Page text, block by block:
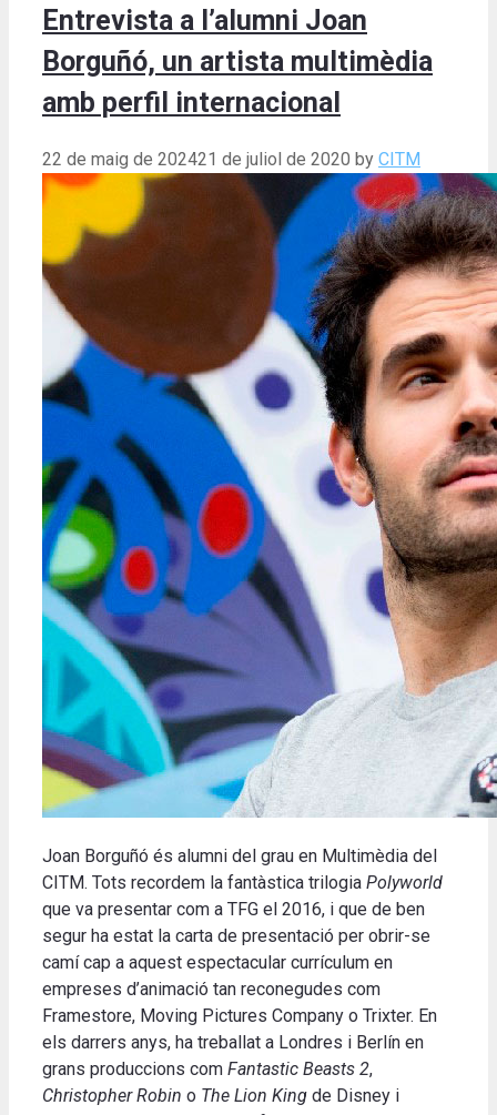
Entrevista a l’alumni Joan
Borguñó, un artista multimèdia
amb perfil internacional
22 de maig de 202421 de juliol de 2020 by CITM
Joan Borguñó és alumni del grau en Multimèdia del
CITM. Tots recordem la fantàstica trilogia Polyworld
que va presentar com a TFG el 2016, i que de ben
segur ha estat la carta de presentació per obrir-se
camí cap a aquest espectacular currículum en
empreses d’animació tan reconegudes com
Framestore, Moving Pictures Company o Trixter. En
els darrers anys, ha treballat a Londres i Berlín en
grans produccions com Fantastic Beasts 2,
Christopher Robin o The Lion King de Disney i